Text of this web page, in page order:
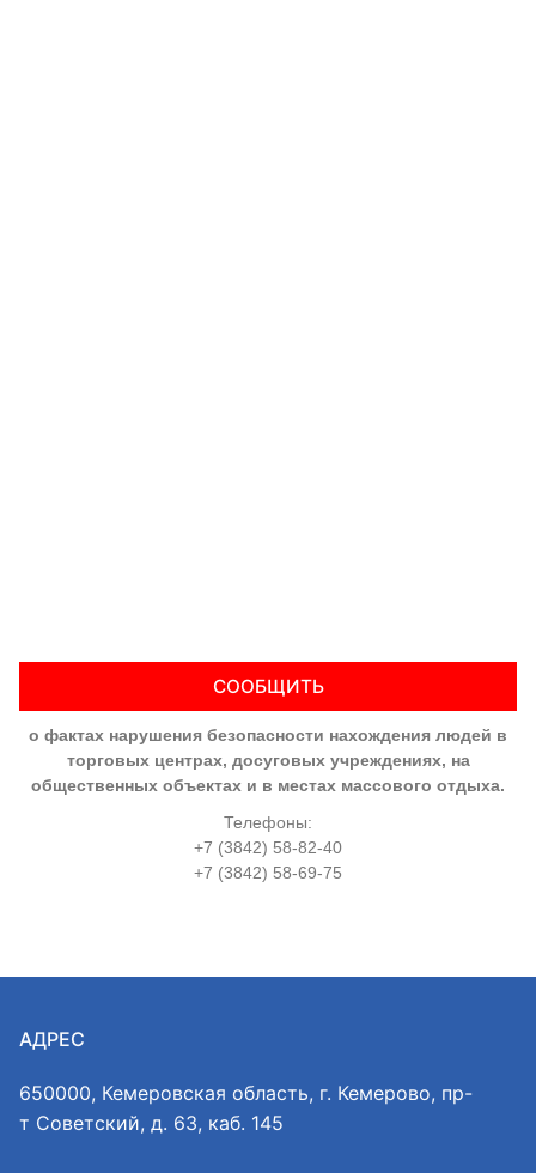
СООБЩИТЬ
о фактах нарушения безопасности нахождения людей в
торговых центрах, досуговых учреждениях, на
общественных объектах и в местах массового отдыха.
Телефоны:
+7 (3842) 58-82-40
+7 (3842) 58-69-75
АДРЕС
650000, Кемеровская область, г. Кемерово, пр-
т Советский, д. 63, каб. 145